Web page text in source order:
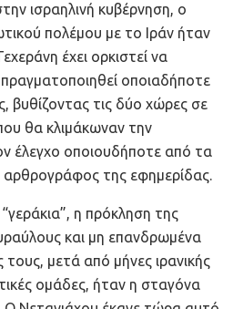
ισραηλινή κυβέρνηση, ο
πολέμου με το Ιράν ήταν
έχει ορκιστεί να
οποιαδήποτε
βυθίζοντας τις δύο χώρες σε
θα κλιμάκωναν την
έλεγχο οποιουδήποτε από τα
της εφημερίδας.
η πρόκληση της
και μη επανδρωμένα
μετά από μήνες ιρανικής
ομάδες, ήταν η σταγόνα